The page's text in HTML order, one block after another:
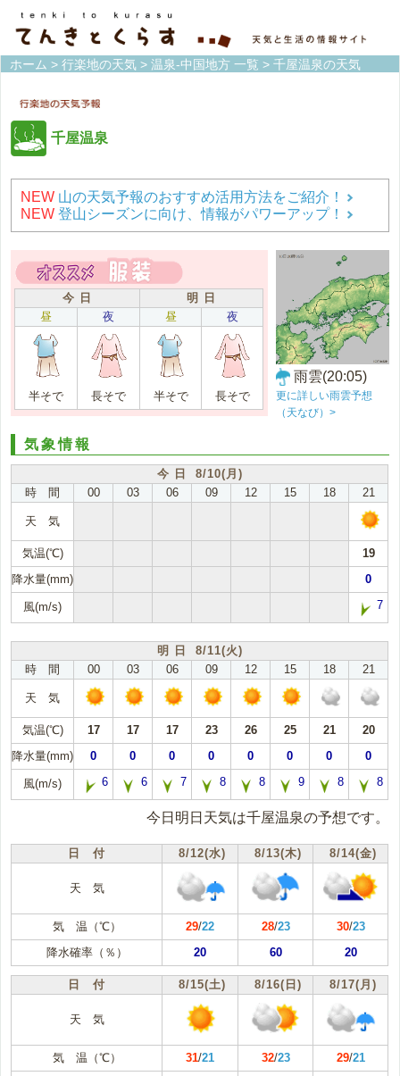
ホーム > 行楽地の天気 > 温泉-中国地方 一覧 > 千屋温泉の天気
千屋温泉
NEW 山の天気予報のおすすめ活用方法をご紹介！
NEW 登山シーズンに向け、情報がパワーアップ！
今 日
明 日
昼
夜 昼 夜
半そで 長そで 半そで 長そで
雨雲(20:05)
更に詳しい雨雲予想
（天なび）>
気象情報
今 日 8/10(月)
時 間
00 03 06 09 12 15 18 21
天 気
気温(℃)
19
降水量(mm)
0
風(m/s) 7
明 日 8/11(火)
時 間
00 03 06 09 12 15 18 21
天 気
気温(℃) 17 17 17 23 26 25 21
20
降水量(mm)
0 0 0 0 0 0 0 0
風(m/s) 6 6 7 8 8 9 8 8
今日明日天気は千屋温泉の予想です。
日 付 8/12(水) 8/13(木) 8/14(金)
天 気
気 温（℃） 29/22 28/23 30/23
降水確率（％）
20 60 20
日 付 8/15(土) 8/16(日) 8/17(月)
天 気
気 温（℃） 31/21 32/23 29/21